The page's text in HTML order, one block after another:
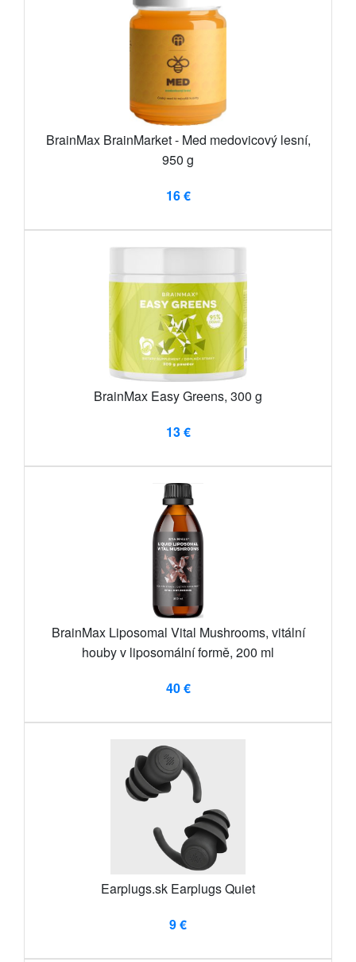
BrainMax BrainMarket - Med medovicový lesní,
950 g
16 €
BrainMax Easy Greens, 300 g
13 €
BrainMax Liposomal Vital Mushrooms, vitální
houby v liposomální formě, 200 ml
40 €
Earplugs.sk Earplugs Quiet
9 €